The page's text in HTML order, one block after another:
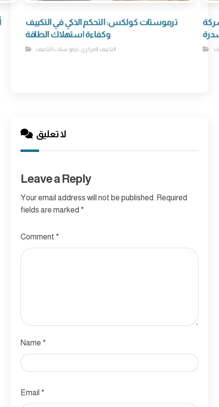
ترموستات كولكس: التحكم الذكي في التكييف
وكفاءة استهلاك الطاقة
التكييف المركزي ترموستات التكييف
لا تعليق
Leave a Reply
Your email address will not be published. Required
fields are marked *
Comment *
Name *
Email *